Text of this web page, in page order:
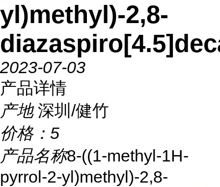
yl)methyl)-2,8-
2023-07-03
产品详情
产地 深圳/健竹
价格： 5
产品名称8-((1-methyl-1H-
pyrrol-2-yl)methyl)-2,8-